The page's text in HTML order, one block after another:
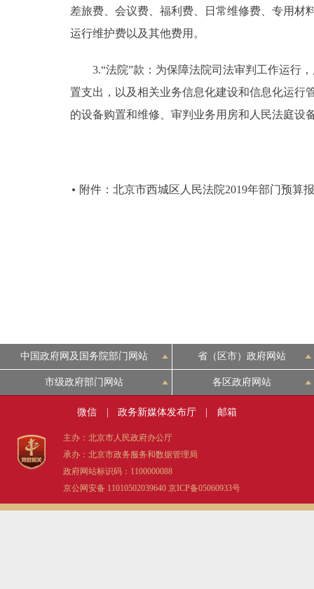
差旅费、会议费、福利费、日常维修费、专用材
运行维护费以及其他费用。
3.“法院”款：为保障法院司法审判工作运行，
置支出，以及相关业务信息化建设和信息化运行
的设备购置和维修、审判业务用房和人民法庭设
附件：北京市西城区人民法院2019年部门预算
中国政府网及国务院部门网站 省（区市）政府网站
市级政府部门网站 各区政府网站
微信 政务新媒体发布厅 邮箱
主办：北京市人民政府办公厅
承办：北京市政务服务和数据管理局
政府网站标识码：1100000088
京公网安备 11010502039640 京ICP备05060933号